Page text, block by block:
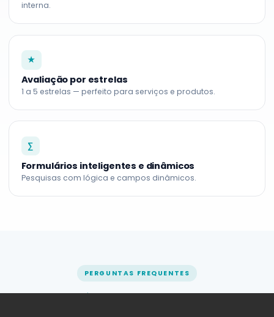
interna.
★
Avaliação por estrelas
1 a 5 estrelas — perfeito para serviços e produtos.
∑
Formulários inteligentes e dinâmicos
Pesquisas com lógica e campos dinâmicos.
PERGUNTAS FREQUENTES
Asdúvidas mais comuns.